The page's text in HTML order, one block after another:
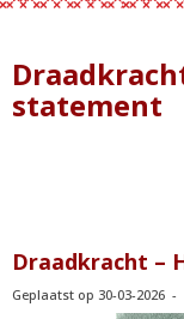
statement
Draadkracht –
Geplaatst op 30-03-2026